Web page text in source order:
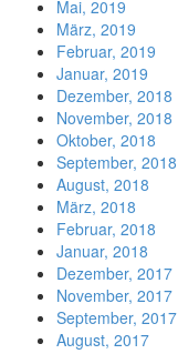
Mai, 2019
März, 2019
Februar, 2019
Januar, 2019
Dezember, 2018
November, 2018
Oktober, 2018
September, 2018
August, 2018
März, 2018
Februar, 2018
Januar, 2018
Dezember, 2017
November, 2017
September, 2017
August, 2017